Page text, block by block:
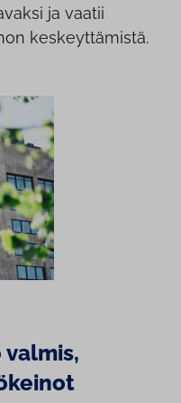
ja vaatii
keskeyttämistä.